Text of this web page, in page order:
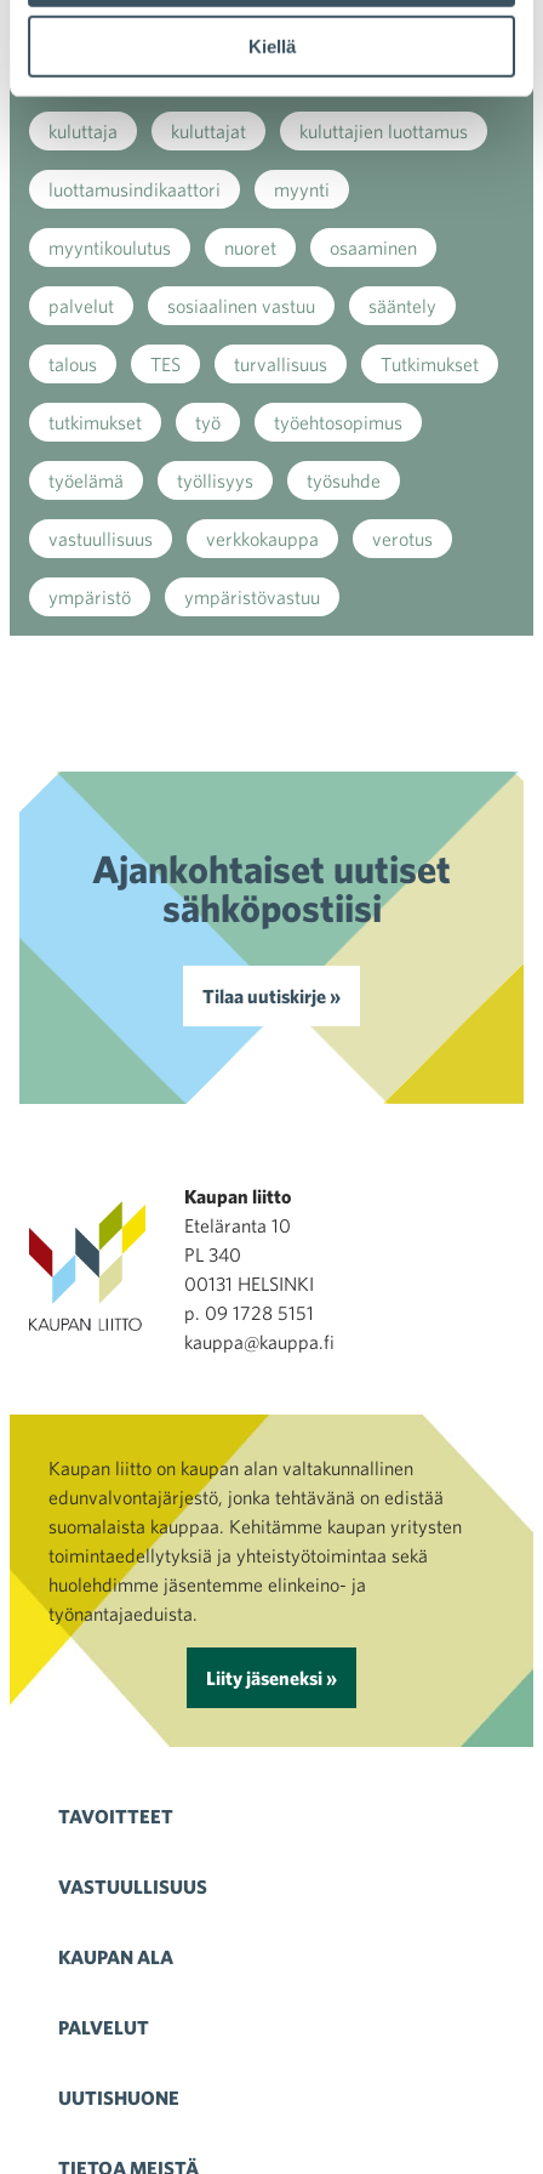
Kiellä
kaupan näkymät kauppa kemikaalit
kiertotalous koronavirus koulutus
kuluttaja kuluttajat kuluttajien luottamus
luottamusindikaattori myynti
myyntikoulutus nuoret osaaminen
palvelut sosiaalinen vastuu sääntely
talous TES turvallisuus Tutkimukset
tutkimukset työ työehtosopimus
työelämä työllisyys työsuhde
vastuullisuus verkkokauppa verotus
ympäristö ympäristövastuu
Ajankohtaiset uutiset
sähköpostiisi
Tilaa uutiskirje »
Kaupan liitto
Eteläranta 10
PL 340
00131 HELSINKI
p. 09 1728 5151
kauppa@kauppa.fi
Kaupan liitto on kaupan alan valtakunnallinen
edunvalvontajärjestö, jonka tehtävänä on edistää
suomalaista kauppaa. Kehitämme kaupan yritysten
toimintaedellytyksiä ja yhteistyötoimintaa sekä
huolehdimme jäsentemme elinkeino- ja
työnantajaeduista.
Liity jäseneksi »
TAVOITTEET
VASTUULLISUUS
KAUPAN ALA
PALVELUT
UUTISHUONE
TIETOA MEISTÄ